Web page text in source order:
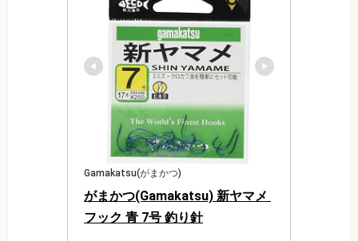
Gamakatsu(がまかつ)
がまかつ(Gamakatsu) 新ヤマメ
フック 青 7号 釣り針